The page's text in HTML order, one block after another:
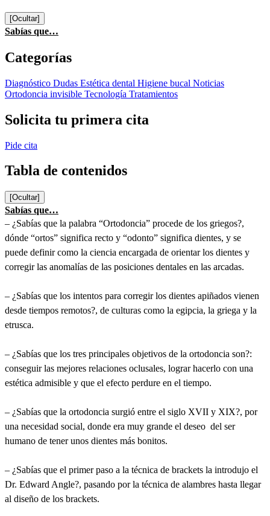
[Ocultar]
Sabías que…
Categorías
Diagnóstico Dudas Estética dental Higiene bucal Noticias
Ortodoncia invisible Tecnología Tratamientos
Solicita tu primera cita
Pide cita
Tabla de contenidos
[Ocultar]
Sabías que…
– ¿Sabías que la palabra “Ortodoncia” procede de los griegos?,
dónde “ortos” significa recto y “odonto” significa dientes, y se
puede definir como la ciencia encargada de orientar los dientes y
corregir las anomalías de las posiciones dentales en las arcadas.
– ¿Sabías que los intentos para corregir los dientes apiñados vienen
desde tiempos remotos?, de culturas como la egipcia, la griega y la
etrusca.
– ¿Sabías que los tres principales objetivos de la ortodoncia son?:
conseguir las mejores relaciones oclusales, lograr hacerlo con una
estética admisible y que el efecto perdure en el tiempo.
– ¿Sabías que la ortodoncia surgió entre el siglo XVII y XIX?, por
una necesidad social, donde era muy grande el deseo del ser
humano de tener unos dientes más bonitos.
– ¿Sabías que el primer paso a la técnica de brackets la introdujo el
Dr. Edward Angle?, pasando por la técnica de alambres hasta llegar
al diseño de los brackets.